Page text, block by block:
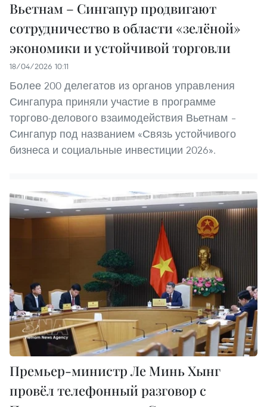
Вьетнам – Сингапур продвигают
сотрудничество в области «зелёной»
экономики и устойчивой торговли
18/04/2026 10:11
Более 200 делегатов из органов управления
Сингапура приняли участие в программе
торгово-делового взаимодействия Вьетнам –
Сингапур под названием «Связь устойчивого
бизнеса и социальные инвестиции 2026».
Премьер-министр Ле Минь Хынг
провёл телефонный разговор с